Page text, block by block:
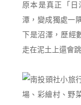
原本是真正「日
潭，變成獨處一
下是沼澤，歷經
走在泥土上還會